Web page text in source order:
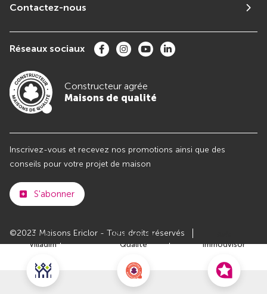
Club
Villadim
Maisons de
Qualité
Immodvisor
Contactez-nous
Réseaux sociaux
Constructeur agrée
Maisons de qualité
Inscrivez-vous et recevez nos promotions ainsi que des
conseils pour votre projet de maison
S'abonner
©2023 Maisons Ericlor - Tous droits réservés
Plan du site
Paramètres des cookies
Politiques de Confidentialités
Recrutement
Parrainer un ami Le groupe VILLADIM